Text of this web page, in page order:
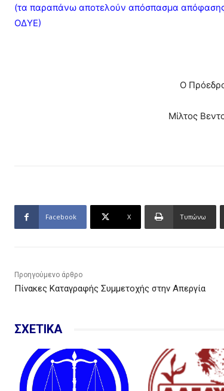
(τα παραπάνω αποτελούν απόσπασμα απόφασης
ΟΔΥΕ)
Ο
Μίλτος
Facebook X Τυπώνω
Προηγούμενο άρθρο
Πίνακες Καταγραφής Συμμετοχής στην Απεργία
ΣΧΕΤΙΚΑ